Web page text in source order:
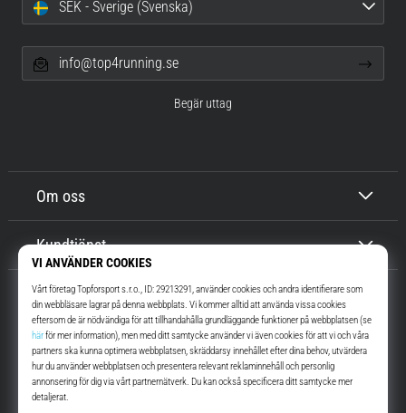
Top4Running.se
I mer än 16 år vi har vi motiverat dig att gå ut och springa. Snabbare. Med
Om oss
Kundtjänst
SEK - Sverige (Svenska)
info@top4running.se
Begär uttag